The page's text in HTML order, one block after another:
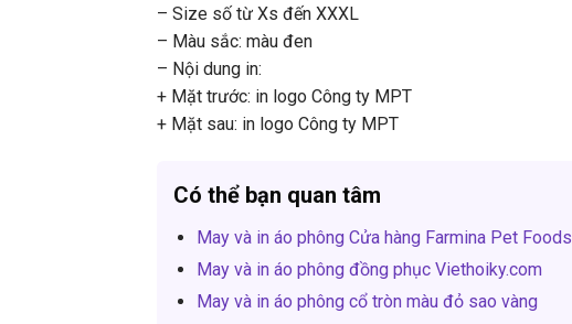
– Size số từ Xs đến XXXL
– Màu sắc: màu đen
– Nội dung in:
+ Mặt trước: in logo Công ty MPT
+ Mặt sau: in logo Công ty MPT
Có thể bạn quan tâm
May và in áo phông Cửa hàng Farmina Pet Foods
May và in áo phông đồng phục Viethoiky.com
May và in áo phông cổ tròn màu đỏ sao vàng